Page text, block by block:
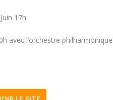
17h
avec l’orchestre